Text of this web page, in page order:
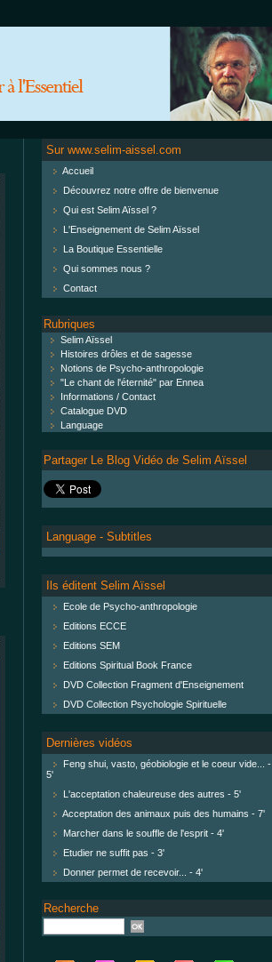
Sur www.selim-aissel.com
Accueil
Découvrez notre offre de bienvenue
Qui est Selim Aïssel ?
L'Enseignement de Selim Aïssel
La Boutique Essentielle
Qui sommes nous ?
Contact
Rubriques
Selim Aïssel
Histoires drôles et de sagesse
Notions de Psycho-anthropologie
"Le chant de l'éternité" par Ennea
Informations / Contact
Catalogue DVD
Language
Partager Le Blog Vidéo de Selim Aïssel
Language - Subtitles
Ils éditent Selim Aïssel
Ecole de Psycho-anthropologie
Editions ECCE
Editions SEM
Editions Spiritual Book France
DVD Collection Fragment d'Enseignement
DVD Collection Psychologie Spirituelle
Dernières vidéos
Feng shui, vasto, géobiologie et le coeur vide... -
5'
L'acceptation chaleureuse des autres - 5'
Acceptation des animaux puis des humains - 7'
Marcher dans le souffle de l'esprit - 4'
Etudier ne suffit pas - 3'
Donner permet de recevoir... - 4'
Recherche